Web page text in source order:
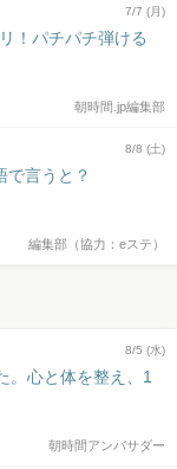
7/7 (月)
！パチパチ弾ける
朝時間.jp編集部
8/8 (土)
で言うと？
編集部（協力：eステ）
8/5 (水)
。心と体を整え、1
朝時間アンバサダー